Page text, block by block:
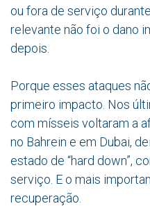
ou fora de serviço
relevante não foi o dano
depois.
Porque esses ataques
primeiro impacto. Nos
com mísseis voltaram a
no Bahrein e em Dubai,
estado de “hard down”,
serviço. E o mais
recuperação.